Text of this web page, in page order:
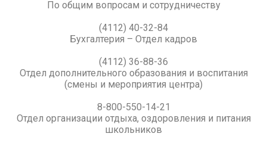
По общим вопросам и сотрудничеству
(4112) 40-32-84
Бухгалтерия – Отдел кадров
(4112) 36-88-36
Отдел дополнительного образования и воспитания
(смены и мероприятия центра)
8-800-550-14-21
Отдел организации отдыха, оздоровления и питания
школьников